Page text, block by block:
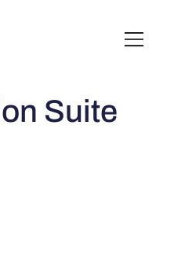
Suite